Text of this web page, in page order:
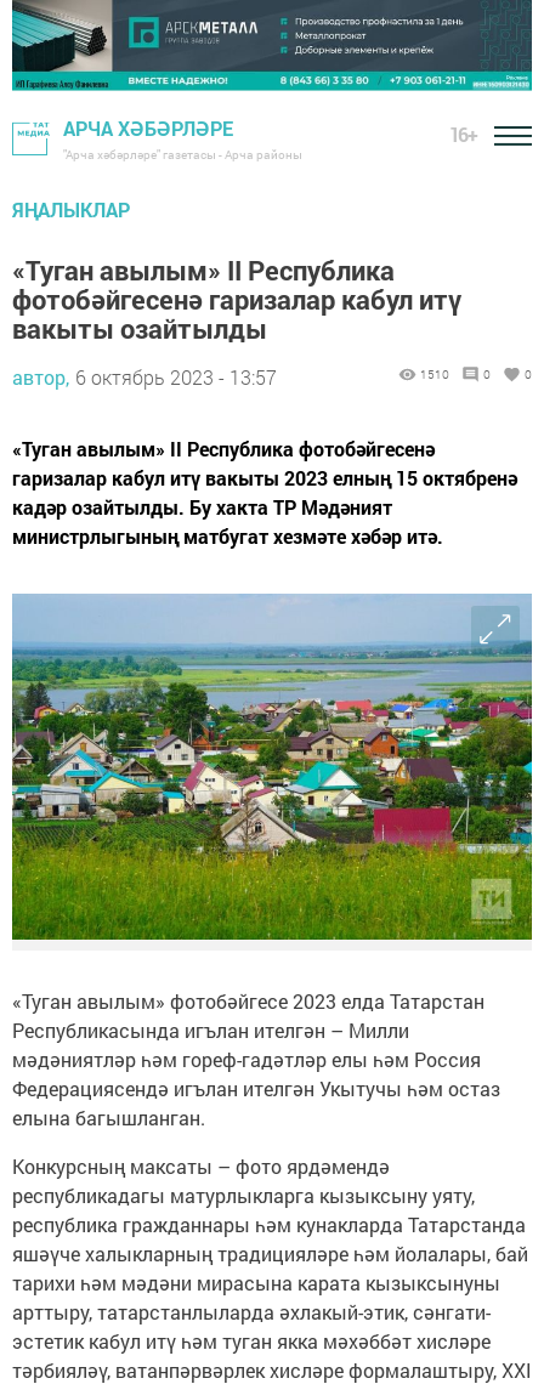
АРЧА ХӘБӘРЛӘРЕ
"Арча хәбәрләре" газетасы - Арча районы
16+
ЯҢАЛЫКЛАР
«Туган авылым» II Республика
фотобәйгесенә гаризалар кабул итү
вакыты озайтылды
автор, 6 октябрь 2023 - 13:57 1510 0 0
«Туган авылым» II Республика фотобәйгесенә
гаризалар кабул итү вакыты 2023 елның 15 октябренә
кадәр озайтылды. Бу хакта ТР Мәдәният
министрлыгының матбугат хезмәте хәбәр итә.
«Туган авылым» фотобәйгесе 2023 елда Татарстан
Республикасында игълан ителгән – Милли
мәдәниятләр һәм гореф-гадәтләр елы һәм Россия
Федерациясендә игълан ителгән Укытучы һәм остаз
елына багышланган.
Конкурсның максаты – фото ярдәмендә
республикадагы матурлыкларга кызыксыну уяту,
республика гражданнары һәм кунакларда Татарстанда
яшәүче халыкларның традицияләре һәм йолалары, бай
тарихи һәм мәдәни мирасына карата кызыксынуны
арттыру, татарстанлыларда әхлакый-этик, сәнгати-
эстетик кабул итү һәм туган якка мәхәббәт хисләре
тәрбияләү, ватанпәрвәрлек хисләре формалаштыру, XXI